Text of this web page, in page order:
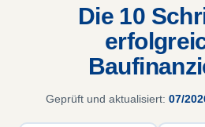
Die 10
Geprüft und aktualisiert: 07/